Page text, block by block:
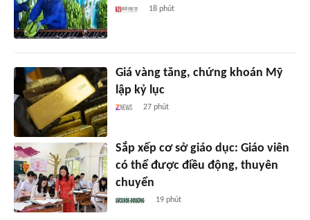
18 phút
Giá vàng tăng, chứng khoán Mỹ
lập kỷ lục
27 phút
Sắp xếp cơ sở giáo dục: Giáo viên
có thể được điều động, thuyên
chuyển
19 phút